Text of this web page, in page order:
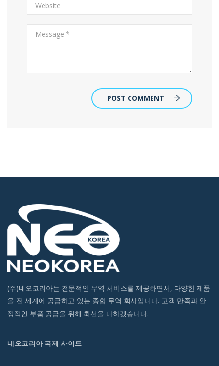
POST COMMENT
(주)네오코리아는 전문적인 무역 서비스를 제공하면서, 다양한 제품
을 전 세계에 공급하고 있는 종합 무역 회사입니다. 고객 만족과 안
정적인 부품 공급을 위해 최선을 다하겠습니다.
네오코리아 국제 사이트